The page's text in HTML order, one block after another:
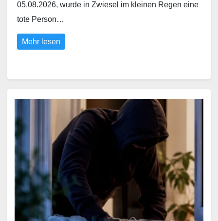
05.08.2026, wurde in Zwiesel im kleinen Regen eine
tote Person…
Mehr lesen